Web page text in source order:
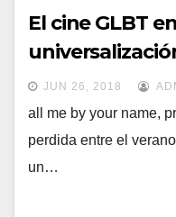
El cine GLBT
JUN 26, 2018
all me by your name,
perdida entre el
un…